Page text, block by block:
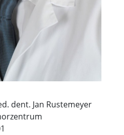
dent. Jan Rustemeyer